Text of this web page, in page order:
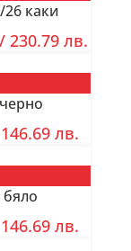
каки
/ 230.79 лв.
лв.
лв.